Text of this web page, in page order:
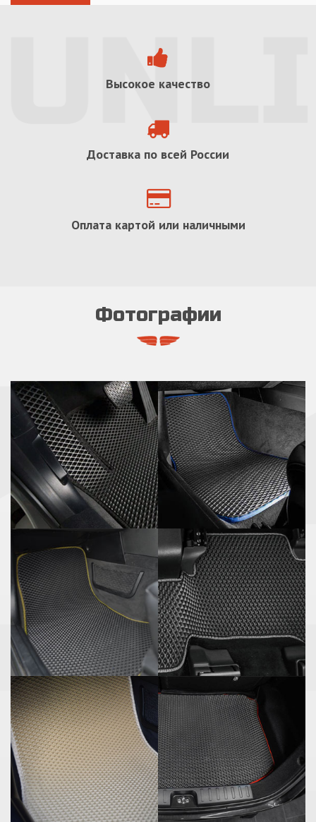
Высокое качество
Доставка по всей России
Оплата картой или наличными
Фотографии